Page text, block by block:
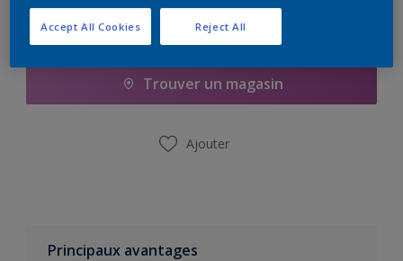
Ajouter à la liste d’achats
Trouver un magasin
Ajouter
Principaux avantages
Reject All
Accept All Cookies